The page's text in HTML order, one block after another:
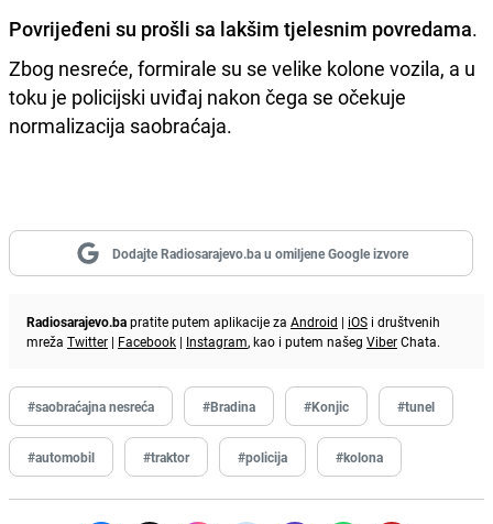
Povrijeđeni su prošli sa lakšim tjelesnim povredama.
Zbog nesreće, formirale su se velike kolone vozila, a u
toku je policijski uviđaj nakon čega se očekuje
normalizacija saobraćaja.
Dodajte Radiosarajevo.ba u omiljene Google izvore
Radiosarajevo.bapratite putem aplikacije za Android | iOS i društvenih
mreža Twitter | Facebook | Instagram, kao i putem našeg ViberChata.
#saobraćajna nesreća #Bradina #Konjic #tunel
#automobil #traktor #policija #kolona